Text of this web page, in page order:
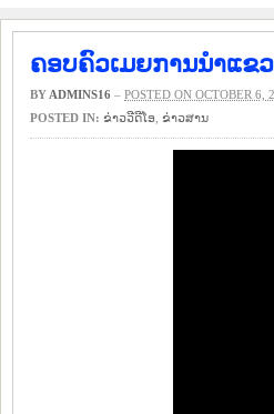
ຄອບຄົວເມຍການນຳແຂ
BY ADMINS16 – POSTED ON OCTOBER 6,
POSTED IN: ຂ່າວ​ວີ​ດີ​ໂອ ​ຂ່າວ​ສານ